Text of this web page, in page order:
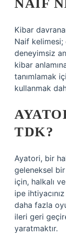
NAIF
Kibar
Naif kelimesi;
deneyimsiz
kibar
tanımlamak
kullanmak
TDK?
Ayatori, bir
geleneksel
için, halkalı
ipe
daha fazla
ileri geri
yaratmaktır.